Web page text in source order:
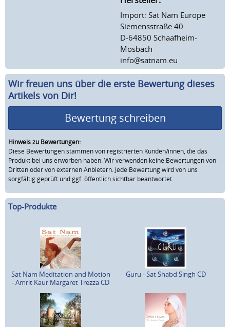
Import: Sat Nam Europe
Siemensstraße 40
D-64850 Schaafheim-
Mosbach
info@satnam.eu
Wir freuen uns über die erste Bewertung dieses
Artikels von Dir!
Bewertung schreiben
Hinweis zu Bewertungen:
Diese Bewertungen stammen von registrierten Kunden/innen, die das
Produkt bei uns erworben haben. Wir verwenden keine Bewertungen von
Dritten oder von externen Anbietern. Jede Bewertung wird von uns
sorgfältig geprüft und ggf. öffentlich sichtbar beantwortet.
Top-Produkte
Sat Nam Meditation and Motion
- Amrit Kaur Margaret Trezza CD
Guru - Sat Shabd Singh CD